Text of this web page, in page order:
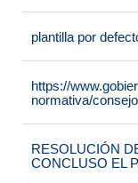
plantilla por
https://
normativa/
RESOLUCIÓN
CONCLUSO EL